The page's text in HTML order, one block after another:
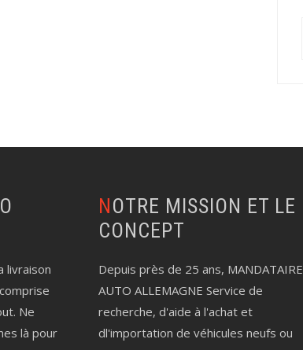
livraison
Ne
là pour
NOTRE MISSION ET LE
CONCEPT
Depuis près de 25 ans, MANDATAIRE
AUTO ALLEMAGNE Service de
recherche, d'aide à l'achat et
dl'importation de véhicules neufs ou